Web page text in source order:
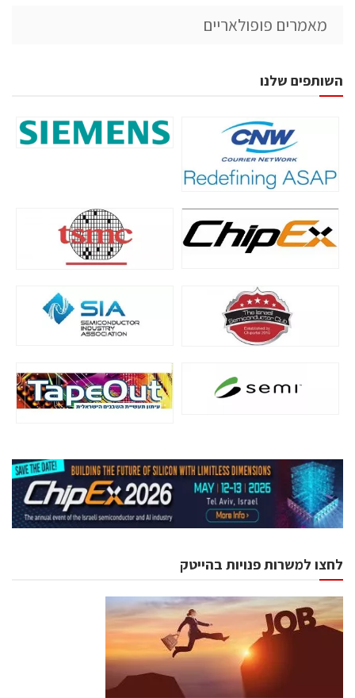
מאמרים פופולאריים
השותפים שלנו
לחצו למשרות פנויות בהייטק